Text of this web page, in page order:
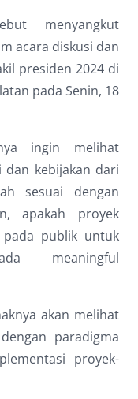
menyangkut
acara diskusi dan
presiden 2024 di
pada Senin, 18
ingin melihat
dan kebijakan dari
sesuai dengan
apakah proyek
publik untuk
meaningful
akan melihat
paradigma
proyek-